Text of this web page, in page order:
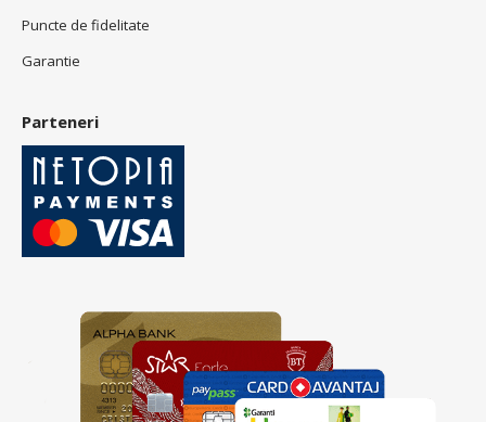
Puncte de fidelitate
Garantie
Parteneri